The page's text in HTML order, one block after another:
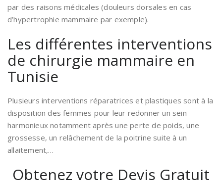
par des raisons médicales (douleurs dorsales en cas
d’hypertrophie mammaire par exemple).
Les différentes interventions
de chirurgie mammaire en
Tunisie
Plusieurs interventions réparatrices et plastiques sont à la
disposition des femmes pour leur redonner un sein
harmonieux notamment après une perte de poids, une
grossesse, un relâchement de la poitrine suite à un
allaitement,…
Obtenez votre Devis Gratuit